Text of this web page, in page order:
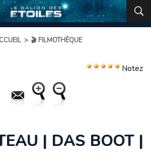
> 🎬 FILMOTHÈQUE
Notez
| DAS BOOT |